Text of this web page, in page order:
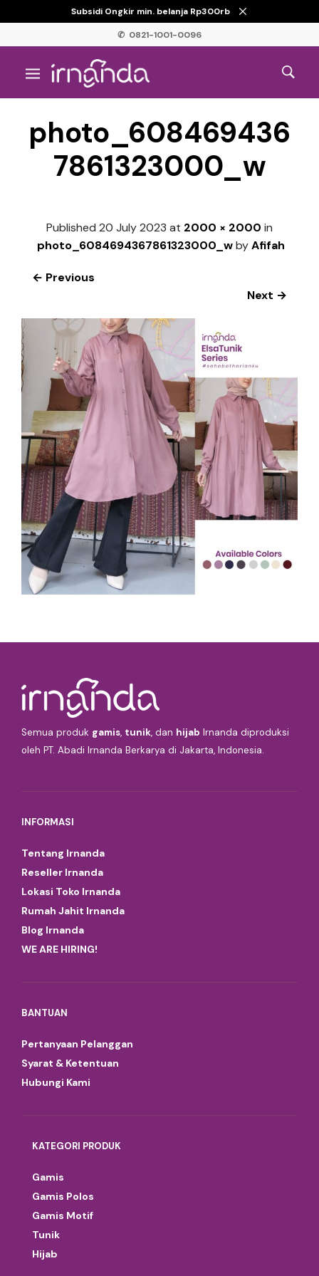
Subsidi Ongkir min. belanja Rp300rb
✆ 0821-1001-0096
photo_608469436
7861323000_w
Published 20 July 2023 at 2000 × 2000 in
photo_6084694367861323000_wbyAfifah
← Previous
Next →
Semua produk gamis, tunik, dan hijab Irnanda diproduksi
oleh PT. Abadi Irnanda Berkarya di Jakarta, Indonesia.
INFORMASI
Tentang Irnanda
Reseller Irnanda
Lokasi Toko Irnanda
Rumah Jahit Irnanda
Blog Irnanda
WE ARE HIRING!
BANTUAN
Pertanyaan Pelanggan
Syarat & Ketentuan
Hubungi Kami
KATEGORI PRODUK
Gamis
Gamis Polos
Gamis Motif
Tunik
Hijab